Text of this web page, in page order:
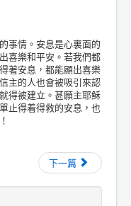
情。安息是心裏面的
喜樂和平安。若我們都
著安息，都能顯出喜樂
主的人也會被吸引來認
得被建立。甚願主耶穌
止得着得救的安息，也
下一篇